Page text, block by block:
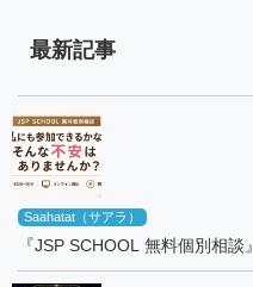
最新記事
Saahatat（サアラ）
『JSP SCHOOL 無料個別相談』